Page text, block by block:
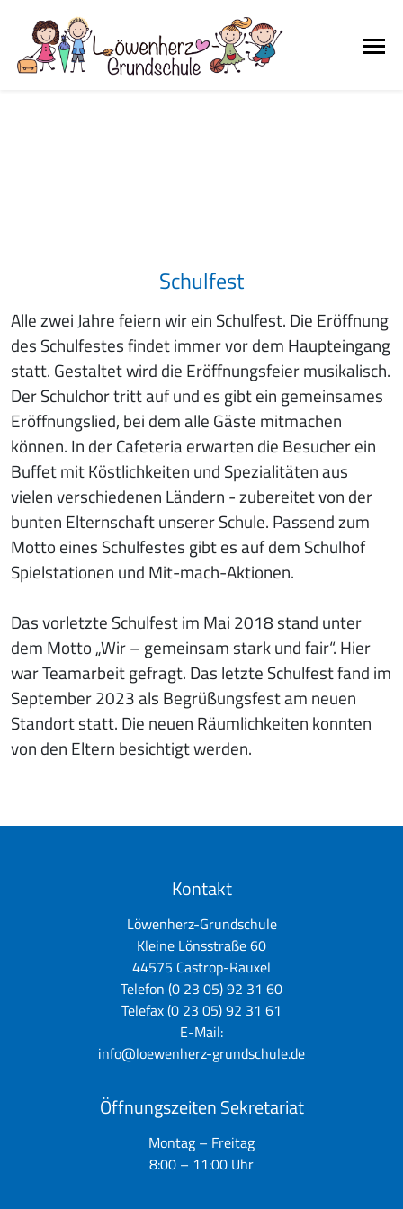
Schulfest
Alle zwei Jahre feiern wir ein Schulfest. Die Eröffnung
des Schulfestes findet immer vor dem Haupteingang
statt. Gestaltet wird die Eröffnungsfeier musikalisch.
Der Schulchor tritt auf und es gibt ein gemeinsames
Eröffnungslied, bei dem alle Gäste mitmachen
können. In der Cafeteria erwarten die Besucher ein
Buffet mit Köstlichkeiten und Spezialitäten aus
vielen verschiedenen Ländern - zubereitet von der
bunten Elternschaft unserer Schule. Passend zum
Motto eines Schulfestes gibt es auf dem Schulhof
Spielstationen und Mit-mach-Aktionen.
Das vorletzte Schulfest im Mai 2018 stand unter
dem Motto „Wir – gemeinsam stark und fair“. Hier
war Teamarbeit gefragt. Das letzte Schulfest fand im
September 2023 als Begrüßungsfest am neuen
Standort statt. Die neuen Räumlichkeiten konnten
von den Eltern besichtigt werden.
Kontakt
Löwenherz-Grundschule
Kleine Lönsstraße 60
44575 Castrop-Rauxel
Telefon (0 23 05) 92 31 60
Telefax (0 23 05) 92 31 61
E-Mail:
info@loewenherz-grundschule.de
Öffnungszeiten Sekretariat
Montag – Freitag
8:00 – 11:00 Uhr